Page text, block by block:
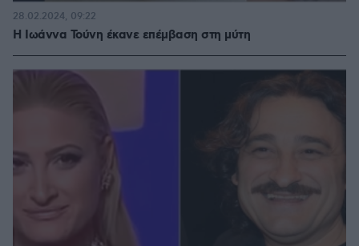
Η Ιωάννα Τούνη έκανε επέμβαση στη μύτη
28.02.2024, 09:22